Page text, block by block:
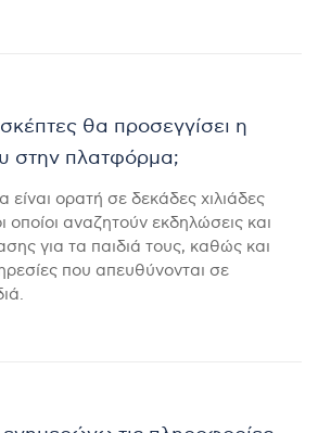
θα προσεγγίσει η
στην πλατφόρμα;
είναι ορατή σε δεκάδες χιλιάδες
οποίοι αναζητούν εκδηλώσεις και
για τα παιδιά τους, καθώς και
που απευθύνονται σε